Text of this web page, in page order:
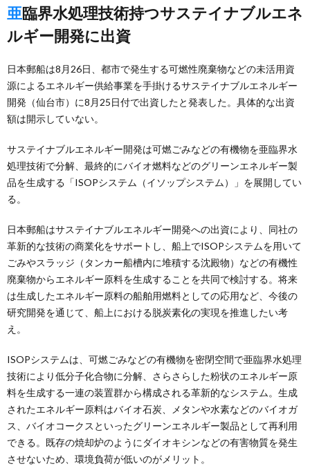
亜臨界水処理技術持つサステイナブルエネ
ルギー開発に出資
日本郵船は8月26日、都市で発生する可燃性廃棄物などの未活用資
源によるエネルギー供給事業を手掛けるサステイナブルエネルギー
開発（仙台市）に8月25日付で出資したと発表した。具体的な出資
額は開示していない。
サステイナブルエネルギー開発は可燃ごみなどの有機物を亜臨界水
処理技術で分解、最終的にバイオ燃料などのグリーンエネルギー製
品を生成する「ISOPシステム（イソップシステム）」を展開してい
る。
日本郵船はサステイナブルエネルギー開発への出資により、同社の
革新的な技術の商業化をサポートし、船上でISOPシステムを用いて
ごみやスラッジ（タンカー船槽内に堆積する沈殿物）などの有機性
廃棄物からエネルギー原料を生成することを共同で検討する。将来
は生成したエネルギー原料の船舶用燃料としての応用など、今後の
研究開発を通じて、船上における脱炭素化の実現を推進したい考
え。
ISOPシステムは、可燃ごみなどの有機物を密閉空間で亜臨界水処理
技術により低分子化合物に分解、さらさらした粉状のエネルギー原
料を生成する一連の装置群から構成される革新的なシステム。生成
されたエネルギー原料はバイオ石炭、メタンや水素などのバイオガ
ス、バイオコークスといったグリーンエネルギー製品として再利用
できる。既存の焼却炉のようにダイオキシンなどの有害物質を発生
させないため、環境負荷が低いのがメリット。